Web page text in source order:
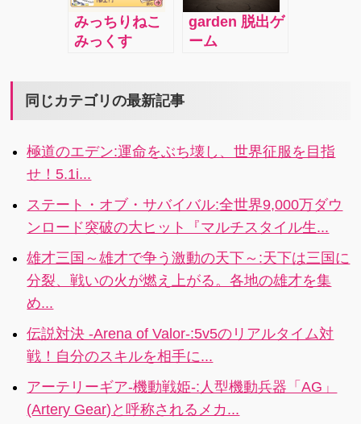
屋を目指しま
しょう！
必要ですが、
そんなことは
知ったこっち
を犠牲にし
人を守ってく
かしてこれ
は、恋!?どこ
みっちりねこ
みっくす
記』攻略☆飛
ーロー！はっ
ちゃけねこた
ちの巻
garden 脱出ゲ
ーム
同じカテゴリの最新記事
極道のエデン:運命をぶち壊し、世界征服を目指
せ！5.1i...
ステート・オブ・サバイバル:全世界9,000万ダウ
ンロード突破の大ヒット『マルチスタイル生...
雄才三国～雄才で争う激動の天下～:天下は三国に
分裂、戦いの火が燃え上がる。各地の雄才を集
め...
伝説対決 -Arena of Valor-:5v5のリアルタイム対
戦！自分のスキルを相手に...
アーテリーギア-機動戦姫-:人型機動兵器「AG」
(Artery Gear)と呼称されるメカ...